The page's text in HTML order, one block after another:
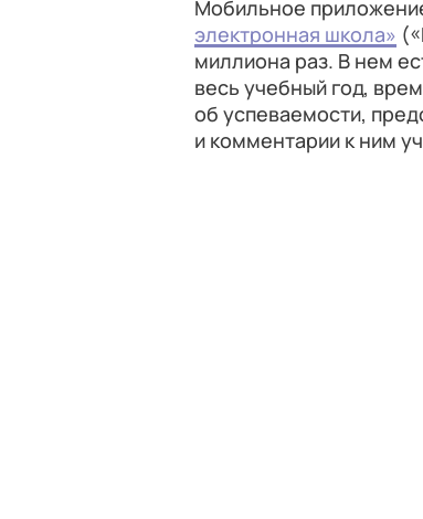
Мобильное
электронная школа»
миллиона раз. В нем
весь учебный год,
об успеваемости,
и комментарии к ним